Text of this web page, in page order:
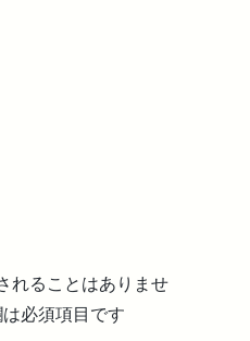
れることはありませ
必須項目です